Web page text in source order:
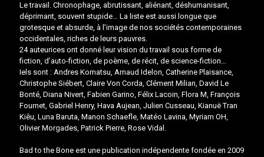
Le travail. Chronophage, abrutissant, aliénant, déshumanisant,
déprimant, souvent stupide… La liste est aussi longue que
grotesque et absurde, à l’image de nos sociétés contemporaines
occidentales, riches de leurs pauvres.
24 auteurices ont donné leur vision du travail sous forme de
fiction, d’auto-fiction, de poème, de récit, de science-fiction…
Iels sont : Andres Komatsu, Arnaud Idelon, Catherine Plaisance,
Christophe Siébert, Claire Von Corda, Clément Milian, David Le
Bonté, Diana Nivert, Fabien Garino, Félix Lacoin, Flora M, François
Fournet, Gabriel Henry, Hava Aujean, Julien Cusseau, Kianuë Tran
Kiêu, Luna Baruta, Manon Schaefle, Matéo Lavina, Myriam OH,
Olivier Morgades, Patrick Pierre, Rose Vidal.
Bad to the Bone est une publication indépendente fondée en 2009